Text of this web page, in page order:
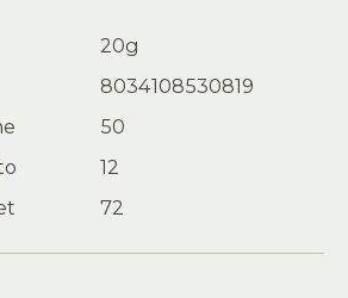
20g
8034108530819
50
12
72